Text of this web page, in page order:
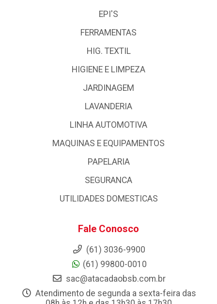
EPI'S
FERRAMENTAS
HIG. TEXTIL
HIGIENE E LIMPEZA
JARDINAGEM
LAVANDERIA
LINHA AUTOMOTIVA
MAQUINAS E EQUIPAMENTOS
PAPELARIA
SEGURANCA
UTILIDADES DOMESTICAS
Fale Conosco
(61) 3036-9900
(61) 99800-0010
sac@atacadaobsb.com.br
Atendimento de segunda a sexta-feira das